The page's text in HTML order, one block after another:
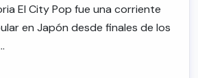
El City Pop fue una corriente
en Japón desde finales de los